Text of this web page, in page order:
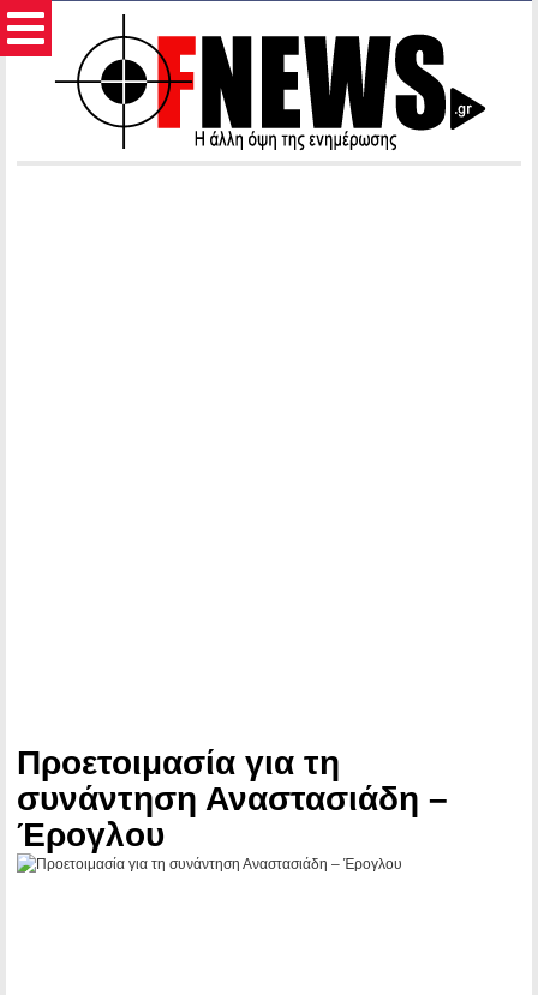
Προετοιμασία για τη
συνάντηση Αναστασιάδη –
Έρογλου